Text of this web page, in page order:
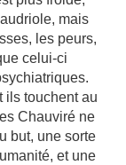
mais
les peurs,
celui-ci
ils touchent au
Chauviré ne
but, une sorte
et une